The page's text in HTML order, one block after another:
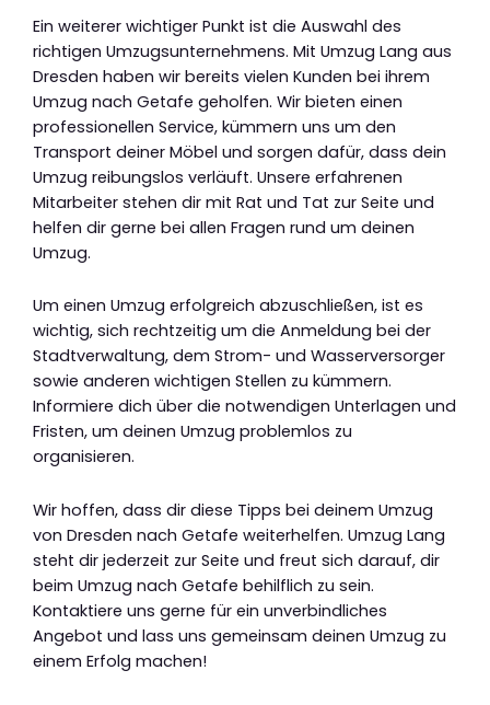
Ein weiterer wichtiger Punkt ist die Auswahl des
richtigen Umzugsunternehmens. Mit Umzug Lang aus
Dresden haben wir bereits vielen Kunden bei ihrem
Umzug nach Getafe geholfen. Wir bieten einen
professionellen Service, kümmern uns um den
Transport deiner Möbel und sorgen dafür, dass dein
Umzug reibungslos verläuft. Unsere erfahrenen
Mitarbeiter stehen dir mit Rat und Tat zur Seite und
helfen dir gerne bei allen Fragen rund um deinen
Umzug.
Um einen Umzug erfolgreich abzuschließen, ist es
wichtig, sich rechtzeitig um die Anmeldung bei der
Stadtverwaltung, dem Strom- und Wasserversorger
sowie anderen wichtigen Stellen zu kümmern.
Informiere dich über die notwendigen Unterlagen und
Fristen, um deinen Umzug problemlos zu
organisieren.
Wir hoffen, dass dir diese Tipps bei deinem Umzug
von Dresden nach Getafe weiterhelfen. Umzug Lang
steht dir jederzeit zur Seite und freut sich darauf, dir
beim Umzug nach Getafe behilflich zu sein.
Kontaktiere uns gerne für ein unverbindliches
Angebot und lass uns gemeinsam deinen Umzug zu
einem Erfolg machen!